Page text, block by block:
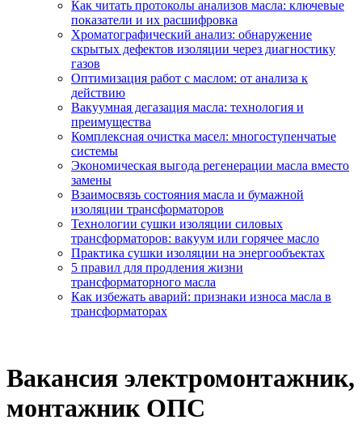
Как читать протоколы анализов масла: ключевые
показатели и их расшифровка
Хроматографический анализ: обнаружение
скрытых дефектов изоляции через диагностику
газов
Оптимизация работ с маслом: от анализа к
действию
Вакуумная дегазация масла: технология и
преимущества
Комплексная очистка масел: многоступенчатые
системы
Экономическая выгода регенерации масла вместо
замены
Взаимосвязь состояния масла и бумажной
изоляции трансформаторов
Технологии сушки изоляции силовых
трансформаторов: вакуум или горячее масло
Практика сушки изоляции на энергообъектах
5 правил для продления жизни
трансформаторного масла
Как избежать аварий: признаки износа масла в
трансформаторах
Вакансия электромонтажник,
монтажник ОПС